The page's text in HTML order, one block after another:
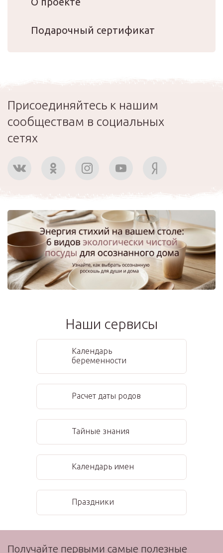
Подарочный сертификат
Присоединяйтесь к нашим
сообществам в социальных
сетях
Наши сервисы
Календарь
беременности
Расчет даты родов
Тайные знания
Календарь имен
Праздники
Получайте первыми самые полезные